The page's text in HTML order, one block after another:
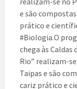
e são
prático e
#Biologia.O
chega às Caldas
Rio” realizam-se
Taipas e são
cariz prático e